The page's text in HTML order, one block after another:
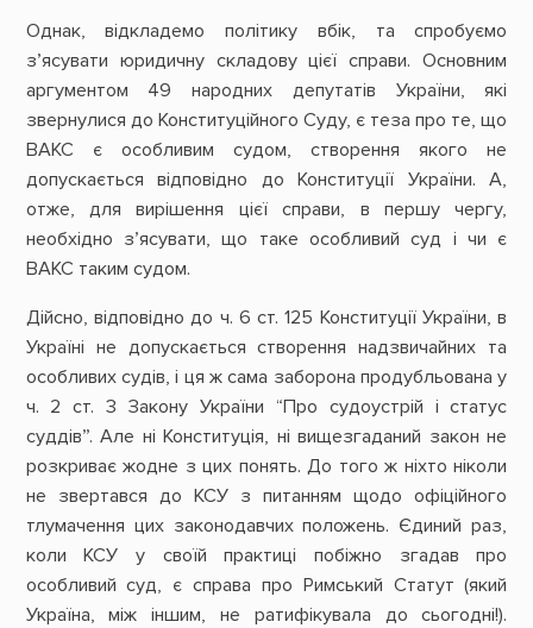
Однак, відкладемо політику вбік, та спробуємо
з’ясувати юридичну складову цієї справи. Основним
аргументом 49 народних депутатів України, які
звернулися до Конституційного Суду, є теза про те, що
ВАКС є особливим судом, створення якого не
допускається відповідно до Конституції України. А,
отже, для вирішення цієї справи, в першу чергу,
необхідно з’ясувати, що таке особливий суд і чи є
ВАКС таким судом.
Дійсно, відповідно до ч. 6 ст. 125 Конституції України, в
Україні не допускається створення надзвичайних та
особливих судів, і ця ж сама заборона продубльована у
ч. 2 ст. 3 Закону України “Про судоустрій і статус
суддів”. Але ні Конституція, ні вищезгаданий закон не
розкриває жодне з цих понять. До того ж ніхто ніколи
не звертався до КСУ з питанням щодо офіційного
тлумачення цих законодавчих положень. Єдиний раз,
коли КСУ у своїй практиці побіжно згадав про
особливий суд, є справа про Римський Статут (який
Україна, між іншим, не ратифікувала до сьогодні!).